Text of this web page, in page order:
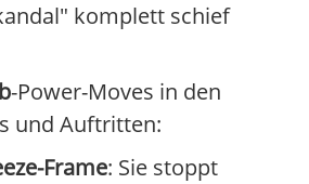
komplett schief
-Power-Moves in den
und Auftritten:
Frame: Sie stoppt